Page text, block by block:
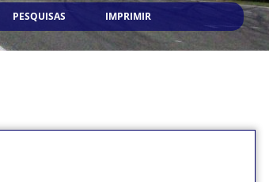
PESQUISAS IMPRIMIR